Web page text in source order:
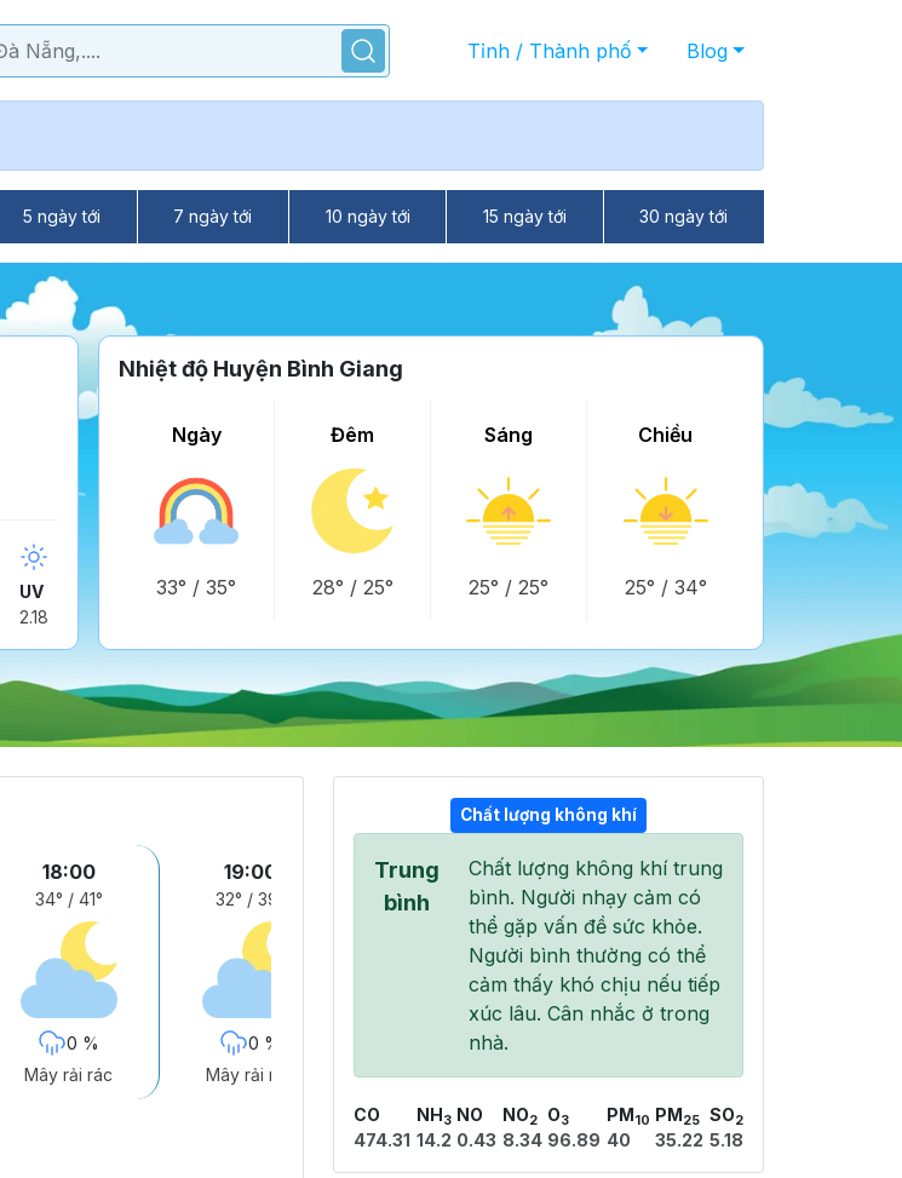
Tỉnh / Thành phố Blog
5 ngày tới 7 ngày tới 10 ngày tới 15 ngày tới 30 ngày tới
UV
2.18
Nhiệt độ Huyện Bình Giang
Ngày
33° / 35°
Đêm
28° / 25°
Sáng
25° / 25°
Chiều
25° / 34°
18:00
34° / 41°
0 %
Mây rải rác
19:00
32° / 39°
0 %
Mây rải rác
20:00
31°/
Mây cụm
21:00
29°/35°
Mây cụm
Chất lượng không khí
Trung
bình
Chất lượng không khí trung
bình. Người nhạy cảm có
thể gặp vấn đề sức khỏe.
Người bình thường có thể
cảm thấy khó chịu nếu tiếp
xúc lâu. Cân nhắc ở trong
nhà.
CO
474.31
NH 3
14.2
NO
0.43
NO2
8.34
O3
96.89
PM 10
40
PM 25
35.22
SO2
5.18